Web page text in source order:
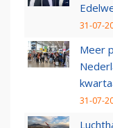
31-07-
Meer
31-07-